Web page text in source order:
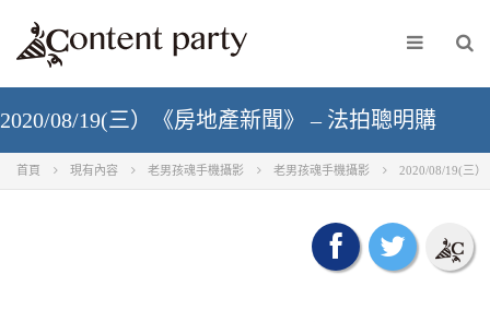
2020/08/19(三）《房地產新聞》 – 法拍聰明購
首頁 現有內容 老男孩魂手機攝影 老男孩魂手機攝影 2020/08/19(三